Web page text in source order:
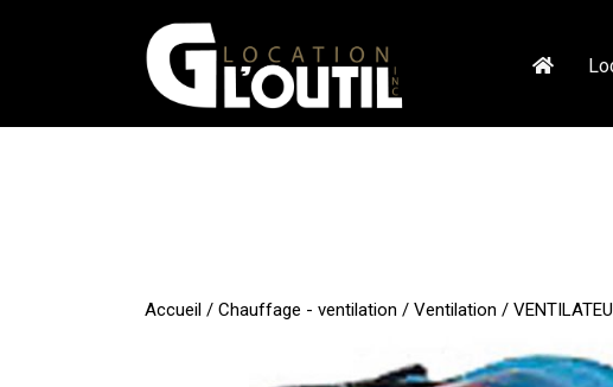
Accueil / Chauffage - ventilation / Ventilation /